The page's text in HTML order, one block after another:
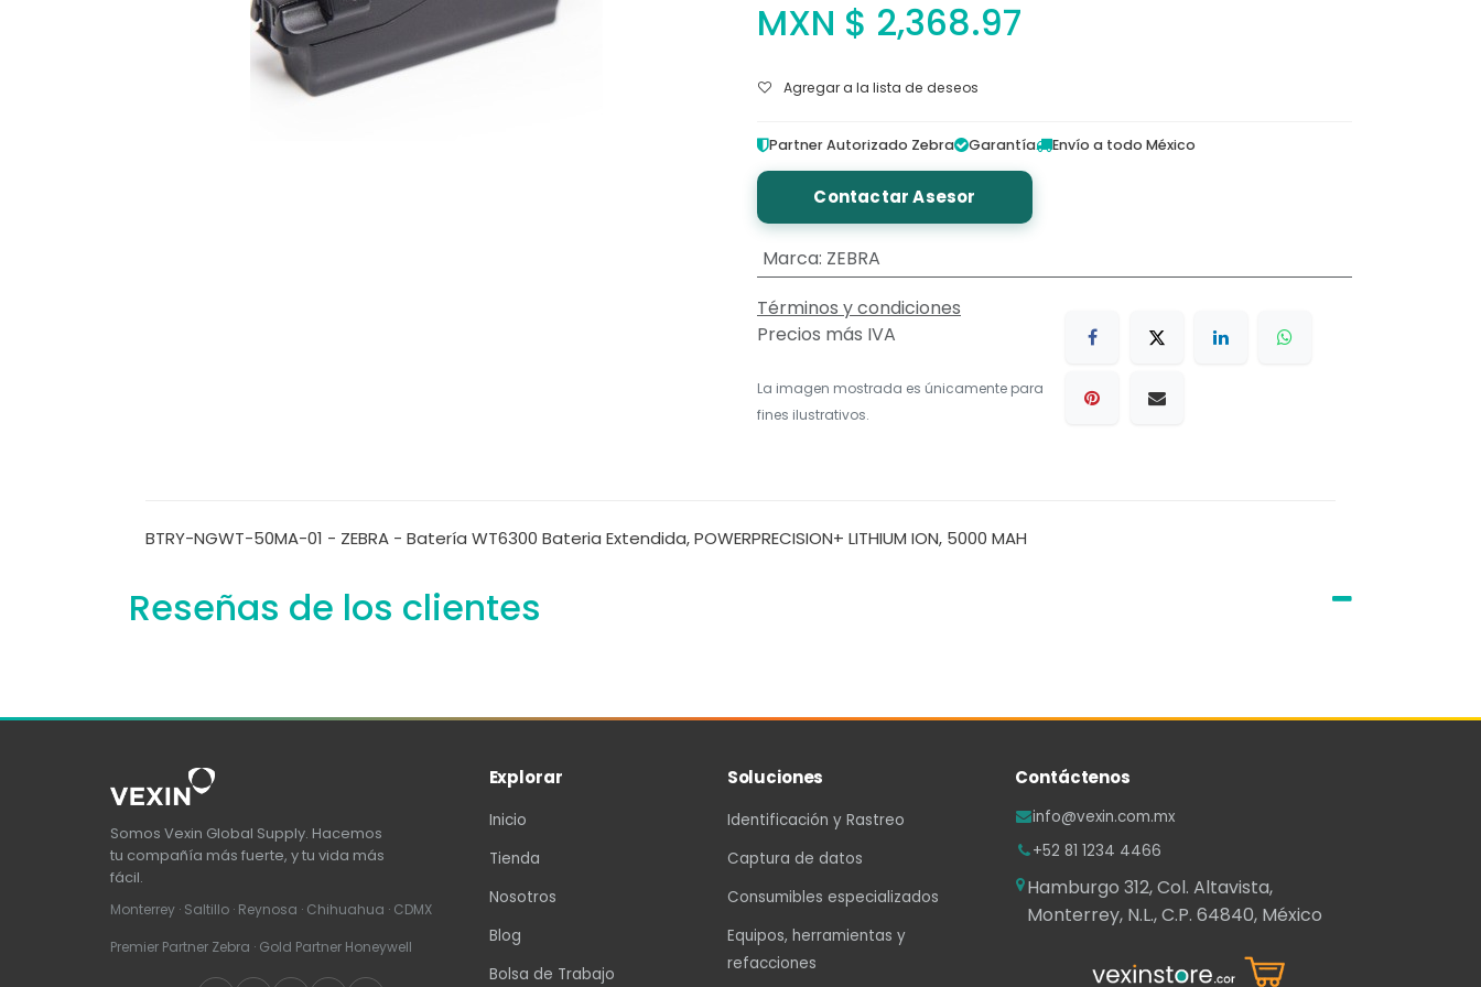
MXN $ 2,368.97
Agregar a la lista de deseos
Partner Autorizado Zebra Garantía Envío a todo México
Contactar Asesor
Marca: ZEBRA
Términos y condiciones
Precios más IVA
La imagen mostrada es únicamente para
fines ilustrativos.
BTRY-NGWT-50MA-01 - ZEBRA - Batería WT6300 Bateria Extendida, POWERPRECISION+ LITHIUM ION, 5000 MAH
Reseñas de los clientes
Somos Vexin Global Supply. Hacemos
tu compañía más fuerte, y tu vida más
fácil.
Monterrey · Saltillo · Reynosa · Chihuahua · CDMX
Premier Partner Zebra · Gold Partner Honeywell
Explorar
Inicio
Tienda
Nosotros
Blog
Bolsa de Trabajo
Soluciones
Identificación y Rastreo
Captura de datos
Consumibles especializados
Equipos, herramientas y
refacciones
Contáctenos
info@vexin.com.mx
+52 81 1234 4466
Hamburgo 312, Col. Altavista,
Monterrey, N.L., C.P. 64840, México